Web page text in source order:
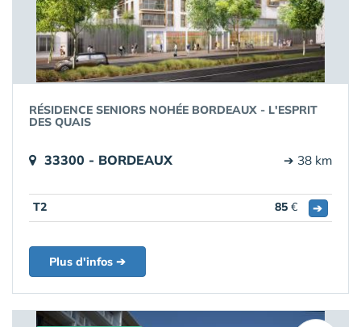
RÉSIDENCE SENIORS NOHÉE BORDEAUX - L'ESPRIT
DES QUAIS
33300 - BORDEAUX ➔ 38 km
T2 85 € ➔
Plus d'infos ➔